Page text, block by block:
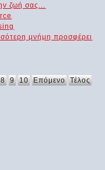
ζωή σας...
μνήμη προσφέρει
8 9 10 Επόμενο Τέλος